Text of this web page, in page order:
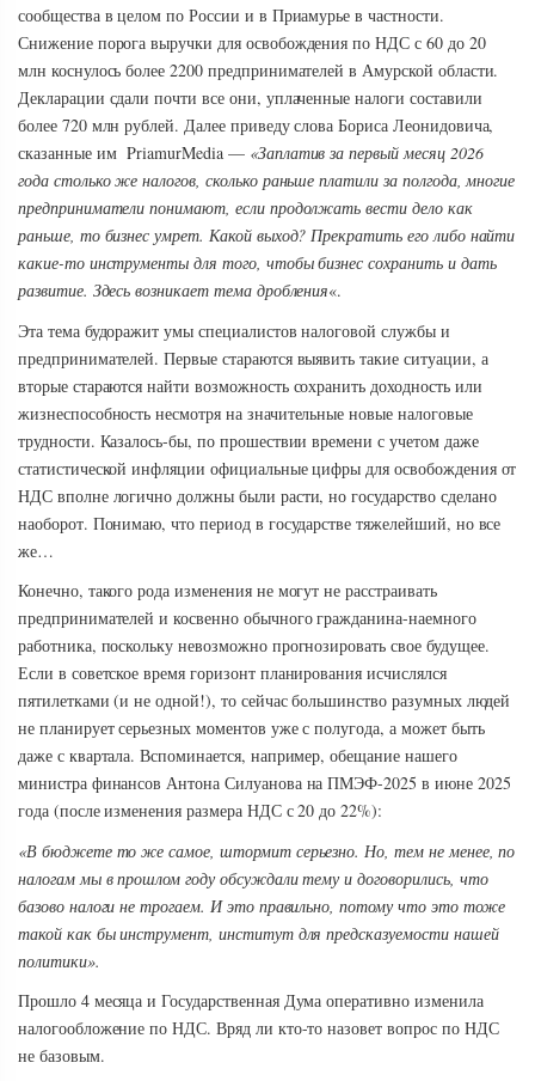
сообщества в целом по России и в Приамурье в частности.
Снижение порога выручки для освобождения по НДС с 60 до 20
млн коснулось более 2200 предпринимателей в Амурской области.
Декларации сдали почти все они, уплаченные налоги составили
более 720 млн рублей. Далее приведу слова Бориса Леонидовича,
сказанные им PriamurMedia — «Заплатив за первый месяц 2026
года столько же налогов, сколько раньше платили за полгода, многие
предприниматели понимают, если продолжать вести дело как
раньше, то бизнес умрет. Какой выход? Прекратить его либо найти
какие-то инструменты для того, чтобы бизнес сохранить и дать
развитие. Здесь возникает тема дробления«.
Эта тема будоражит умы специалистов налоговой службы и
предпринимателей. Первые стараются выявить такие ситуации, а
вторые стараются найти возможность сохранить доходность или
жизнеспособность несмотря на значительные новые налоговые
трудности. Казалось-бы, по прошествии времени с учетом даже
статистической инфляции официальные цифры для освобождения от
НДС вполне логично должны были расти, но государство сделано
наоборот. Понимаю, что период в государстве тяжелейший, но все
же…
Конечно, такого рода изменения не могут не расстраивать
предпринимателей и косвенно обычного гражданина-наемного
работника, поскольку невозможно прогнозировать свое будущее.
Если в советское время горизонт планирования исчислялся
пятилетками (и не одной!), то сейчас большинство разумных людей
не планирует серьезных моментов уже с полугода, а может быть
даже с квартала. Вспоминается, например, обещание нашего
министра финансов Антона Силуанова на ПМЭФ-2025 в июне 2025
года (после изменения размера НДС с 20 до 22%):
«В бюджете то же самое, штормит серьезно. Но, тем не менее, по
налогам мы в прошлом году обсуждали тему и договорились, что
базово налоги не трогаем. И это правильно, потому что это тоже
такой как бы инструмент, институт для предсказуемости нашей
политики».
Прошло 4 месяца и Государственная Дума оперативно изменила
налогообложение по НДС. Вряд ли кто-то назовет вопрос по НДС
не базовым.